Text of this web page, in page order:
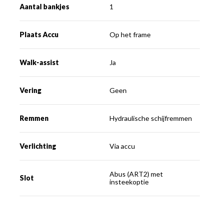
Aantal bankjes 1
Plaats Accu Op het frame
Walk-assist Ja
Vering Geen
Remmen Hydraulische schijfremmen
Verlichting Via accu
Slot
Abus (ART2) met
insteekoptie